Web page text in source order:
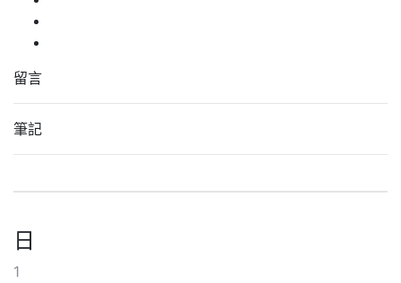
留言
筆記
日
1